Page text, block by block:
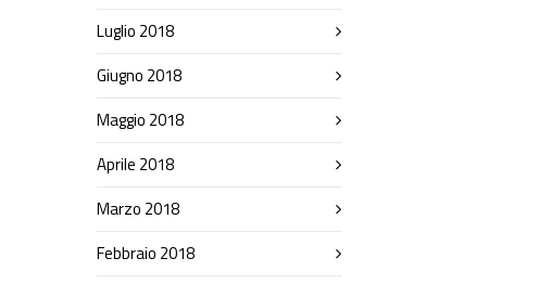
Luglio 2018
Giugno 2018
Maggio 2018
Aprile 2018
Marzo 2018
Febbraio 2018